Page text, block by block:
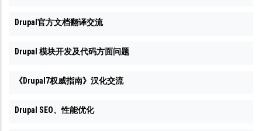
Drupal官方文档翻译交流
Drupal 模块开发及代码方面问题
《Drupal7权威指南》汉化交流
Drupal SEO、性能优化